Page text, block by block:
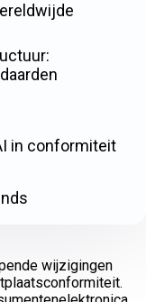
wijzigingen
in conformiteit